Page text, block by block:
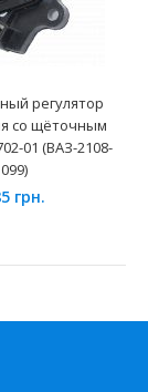
регулятор
со щёточным
01 (ВАЗ-2108-
099)
грн.